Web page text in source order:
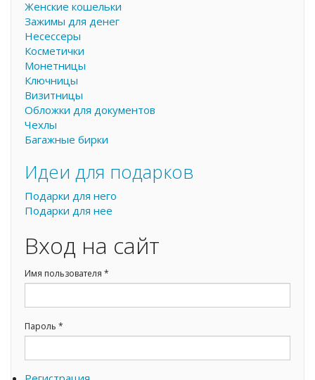
Женские кошельки
Зажимы для денег
Несессеры
Косметички
Монетницы
Ключницы
Визитницы
Обложки для документов
Чехлы
Багажные бирки
Идеи для подарков
Подарки для него
Подарки для нее
Вход на сайт
Имя пользователя *
Пароль *